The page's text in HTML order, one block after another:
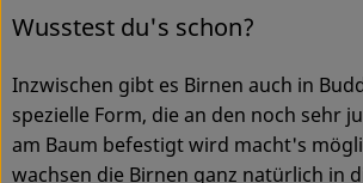
Ökokisten
Obst & Gemüse
Kühltheke
Wusstest du's schon?
Inzwischen gibt es Birnen auch in
spezielle Form, die an den noch sehr
am Baum befestigt wird macht's
wachsen die Birnen ganz natürlich in